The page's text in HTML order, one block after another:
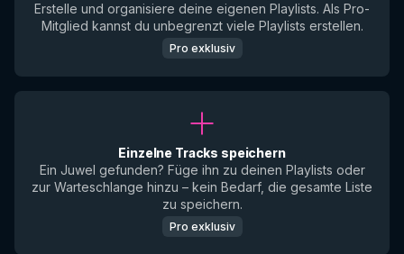
Erstelle und organisiere deine eigenen Playlists. Als Pro-
Mitglied kannst du unbegrenzt viele Playlists erstellen.
Pro exklusiv
Einzelne Tracks speichern
Ein Juwel gefunden? Füge ihn zu deinen Playlists oder
zur Warteschlange hinzu – kein Bedarf, die gesamte Liste
zu speichern.
Pro exklusiv